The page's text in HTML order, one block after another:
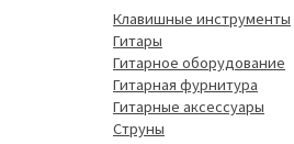
Клавишные инструменты
Гитары
Гитарное оборудование
Гитарная фурнитура
Гитарные аксессуары
Струны